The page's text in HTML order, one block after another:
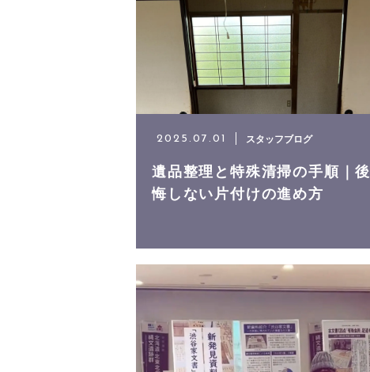
2025.07.01 スタッフブログ
遺品整理と特殊清掃の手順｜後
悔しない片付けの進め方